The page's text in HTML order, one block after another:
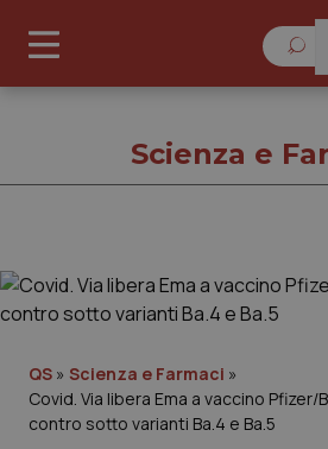
Governo e Parlamento
Scienza e
QS » Scienza e Farmaci »
Covid. Via libera Ema a vaccino
contro sotto varianti Ba.4 e Ba.5